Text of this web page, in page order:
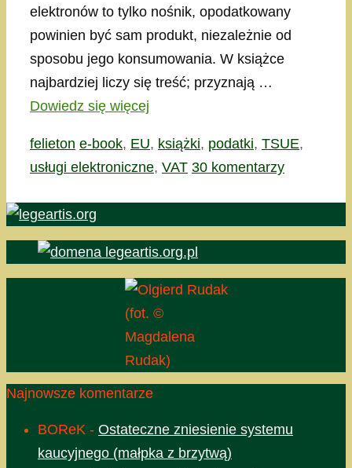
elektronów to tylko nośnik, opodatkowany
powinien być sam produkt, niezależnie od
sposobu jego konsumowania. W książce
najbardziej liczy się treść; przyznają …
Dowiedz się więcej
Kategorie
felieton Tagi
e-book, EU, książki, podatki, TSUE,
usługi elektroniczne, VAT 30 komentarzy
(fot. ©
Magdalena
Rudak)
Najnowsze komentarze
BOReK - Ostateczne zniesienie systemu
kaucyjnego (małpka z brzytwą)